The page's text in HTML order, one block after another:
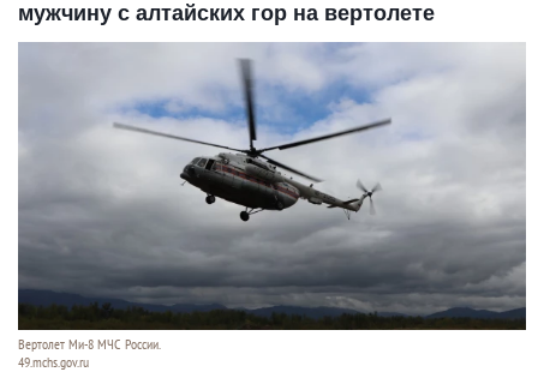
мужчину с алтайских гор на вертолете
Вертолет Ми-8 МЧС России.
49.mchs.gov.ru